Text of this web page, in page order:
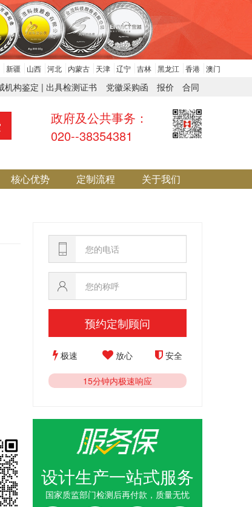
新疆 山西 河北 内蒙古 天津 辽宁 吉林 黑龙江 香港 澳门
党徽采购函 报价 合同
机构鉴定 | 出具检测证书
政府及公共事务：
020--38354381
核心优势 定制流程 关于我们
金
预约定制顾问
极速 放心 安全
15分钟内极速响应
设计生产一站式服务
国家质监部门检测后再付款，质量无忧